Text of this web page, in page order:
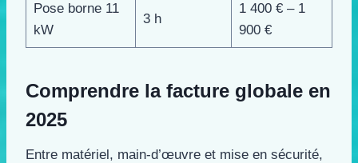
Pose borne 11
kW
3 h
1 400 € – 1
900 €
Comprendre la facture globale en
2025
Entre matériel, main-d’œuvre et mise en sécurité,